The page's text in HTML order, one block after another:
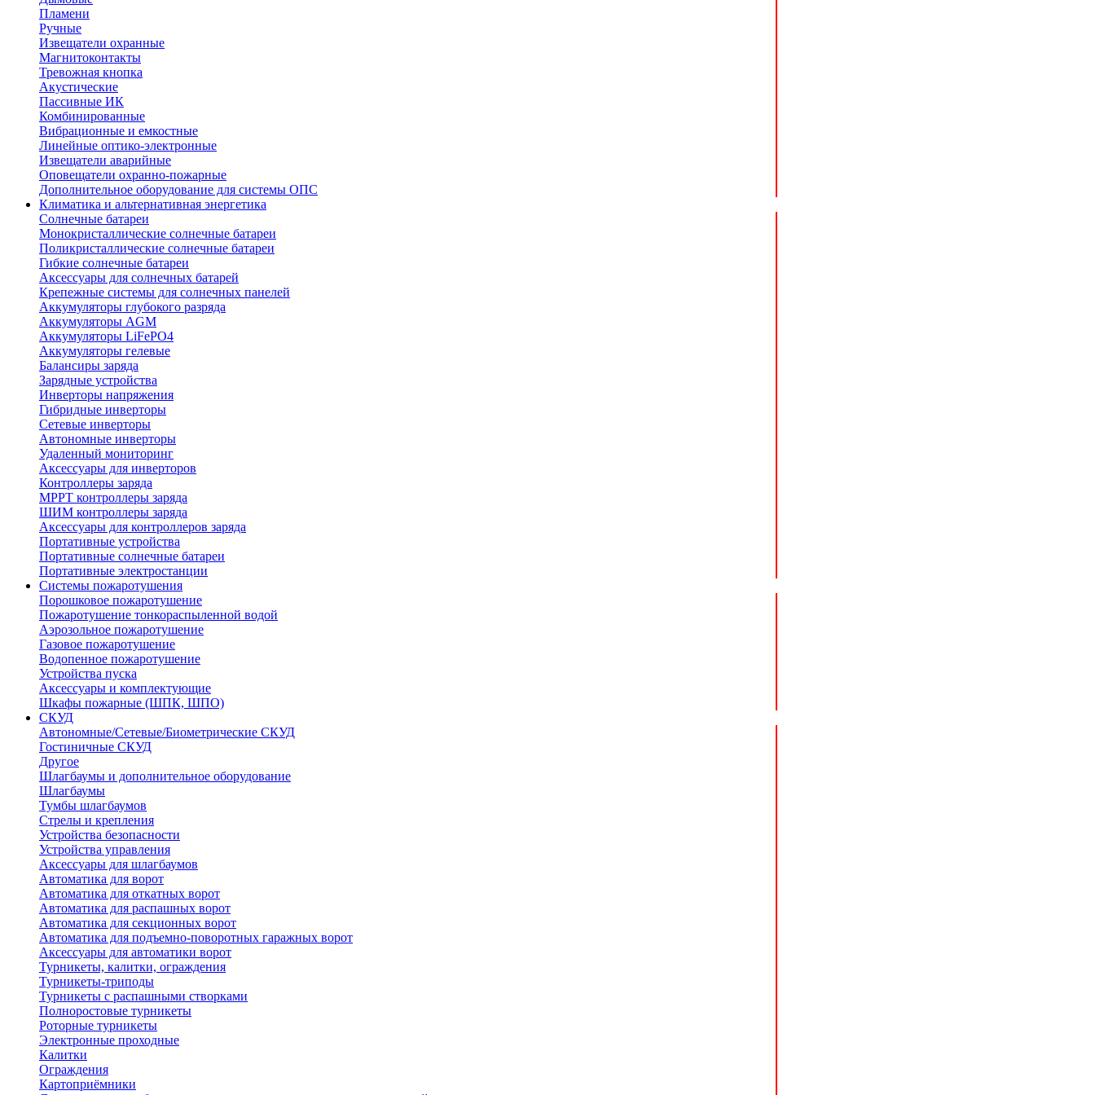
Пламени
Ручные
Извещатели охранные
Магнитоконтакты
Тревожная кнопка
Акустические
Пассивные ИК
Комбинированные
Вибрационные и емкостные
Линейные оптико-электронные
Извещатели аварийные
Оповещатели охранно-пожарные
Дополнительное оборудование для системы ОПС
Климатика и альтернативная энергетика
Солнечные батареи
Монокристаллические солнечные батареи
Поликристаллические солнечные батареи
Гибкие солнечные батареи
Аксессуары для солнечных батарей
Крепежные системы для солнечных панелей
Аккумуляторы глубокого разряда
Аккумуляторы AGM
Аккумуляторы LiFePO4
Аккумуляторы гелевые
Балансиры заряда
Зарядные устройства
Инверторы напряжения
Гибридные инверторы
Сетевые инверторы
Автономные инверторы
Удаленный мониторинг
Аксессуары для инверторов
Контроллеры заряда
MPPT контроллеры заряда
ШИМ контроллеры заряда
Аксессуары для контроллеров заряда
Портативные устройства
Портативные солнечные батареи
Портативные электростанции
Системы пожаротушения
Порошковое пожаротушение
Пожаротушение тонкораспыленной водой
Аэрозольное пожаротушение
Газовое пожаротушение
Водопенное пожаротушение
Устройства пуска
Аксессуары и комплектующие
Шкафы пожарные (ШПК, ШПО)
СКУД
Автономные/Сетевые/Биометрические СКУД
Гостиничные СКУД
Другое
Шлагбаумы и дополнительное оборудование
Шлагбаумы
Тумбы шлагбаумов
Стрелы и крепления
Устройства безопасности
Устройства управления
Аксессуары для шлагбаумов
Автоматика для ворот
Автоматика для откатных ворот
Автоматика для распашных ворот
Автоматика для секционных ворот
Автоматика для подъемно-поворотных гаражных ворот
Аксессуары для автоматики ворот
Турникеты, калитки, ограждения
Турникеты-триподы
Турникеты с распашными створками
Полноростовые турникеты
Роторные турникеты
Электронные проходные
Калитки
Ограждения
Картоприёмники